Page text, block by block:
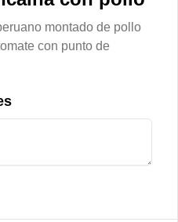
publicar anuncios y medir
montado de pollo
con punto de